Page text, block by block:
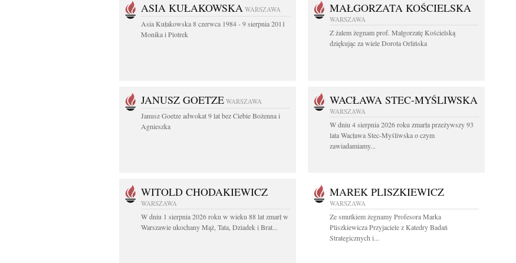
ASIA KUŁAKOWSKA WARSZAWA
Asia Kułakowska 8 czerwca 1984 - 9 sierpnia 2011
Monika i Piotrek
MAŁGORZATA KOŚCIELSKA
WARSZAWA
Z żalem żegnam prof. Małgorzatę Kościelską
dziękując za wiele Dorota Orlińska
JANUSZ GOETZE WARSZAWA
Janusz Goetze adwokat 9 lat bez Ciebie Bożenna i
Agnieszka
WACŁAWA STEC-MYŚLIWSKA
WARSZAWA
W dniu 4 sierpnia 2026 roku zmarła przeżywszy 93
lata Wacława Stec-Myśliwska o czym
zawiadamiamy...
WITOLD CHODAKIEWICZ
WARSZAWA
W dniu 1 sierpnia 2026 roku w wieku 88 lat zmarł w
Warszawie ukochany Mąż, Tata, Dziadek i Brat...
MAREK PLISZKIEWICZ
WARSZAWA
Ze smutkiem żegnamy Profesora Marka
Pliszkiewicza Przyjaciele z Katedry Badań
Strategicznych i...